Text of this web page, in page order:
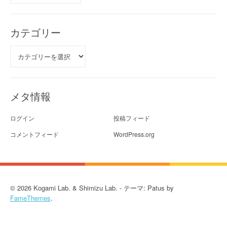
カテゴリー
メタ情報
ログイン
投稿フィード
コメントフィード
WordPress.org
© 2026 Kogami Lab. & Shimizu Lab. - テーマ: Patus by
FameThemes.